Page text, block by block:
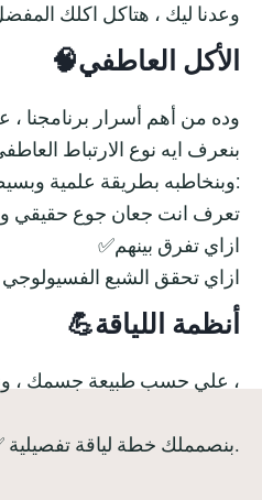
وعدنا ليك ، هتاكل اكلك
🧠الأكل العاطفي
وده من أهم أسرار برنامجنا
بنعرف ايه نوع الارتباط
وبنخاطبه بطريقة علمية وبسيطة ، بحيث:
✅تعرف انت جعان جوع حقيقي
✅ازاي تفرق بينهم
✅ازاي تحقق الشبع
💪أنظمة اللياقة
علي حسب طبيعة جسمك ، ونوع المرحلة اللي انت فيها ،
✅ بنصمملك خطة لياقة تفصيلية.